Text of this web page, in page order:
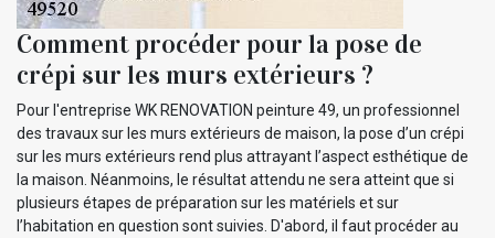
Comment procéder pour la pose de
crépi sur les murs extérieurs ?
Pour l'entreprise WK RENOVATION peinture 49, un professionnel
des travaux sur les murs extérieurs de maison, la pose d’un crépi
sur les murs extérieurs rend plus attrayant l’aspect esthétique de
la maison. Néanmoins, le résultat attendu ne sera atteint que si
plusieurs étapes de préparation sur les matériels et sur
l’habitation en question sont suivies. D'abord, il faut procéder au